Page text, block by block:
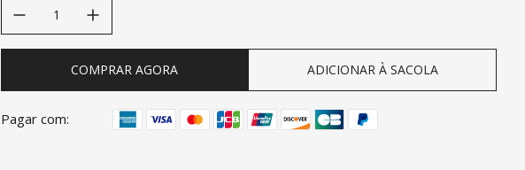
COMPRAR AGORA ADICIONAR À SACOLA
Pagar com: